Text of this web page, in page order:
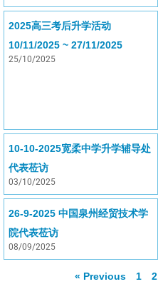
2025高三考后升学活动
10/11/2025 ~ 27/11/2025
25/10/2025
10-10-2025宽柔中学升学辅导处
代表莅访
03/10/2025
26-9-2025 中国泉州经贸技术学
院代表莅访
08/09/2025
« Previous 1 2